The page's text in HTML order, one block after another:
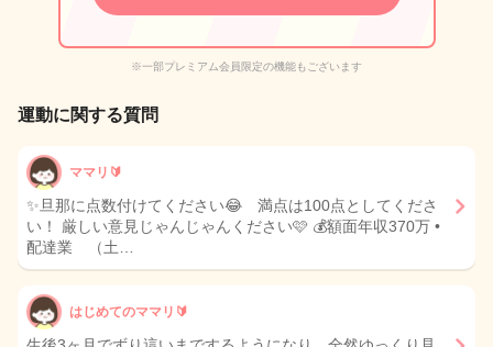
※一部プレミアム会員限定の機能もございます
運動に関する質問
ママリ🔰
✨旦那に点数付けてください😂 満点は100点としてくださ
い！ 厳しい意見じゃんじゃんください🩷 💰額面年収370万 •
配達業 （土…
はじめてのママリ🔰